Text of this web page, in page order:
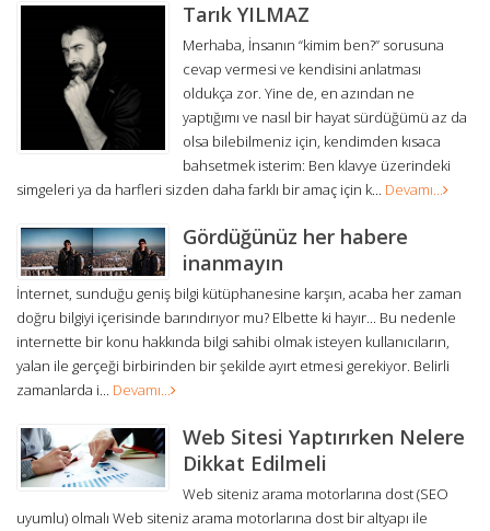
Tarık YILMAZ
Merhaba, İnsanın “kimim ben?” sorusuna
cevap vermesi ve kendisini anlatması
oldukça zor. Yine de, en azından ne
yaptığımı ve nasıl bir hayat sürdüğümü az da
olsa bilebilmeniz için, kendimden kısaca
bahsetmek isterim: Ben klavye üzerindeki
simgeleri ya da harfleri sizden daha farklı bir amaç için k... Devamı...
Gördüğünüz her habere
inanmayın
İnternet, sunduğu geniş bilgi kütüphanesine karşın, acaba her zaman
doğru bilgiyi içerisinde barındırıyor mu? Elbette ki hayır... Bu nedenle
internette bir konu hakkında bilgi sahibi olmak isteyen kullanıcıların,
yalan ile gerçeği birbirinden bir şekilde ayırt etmesi gerekiyor. Belirli
zamanlarda i... Devamı...
Web Sitesi Yaptırırken Nelere
Dikkat Edilmeli
Web siteniz arama motorlarına dost (SEO
uyumlu) olmalı Web siteniz arama motorlarına dost bir altyapı ile